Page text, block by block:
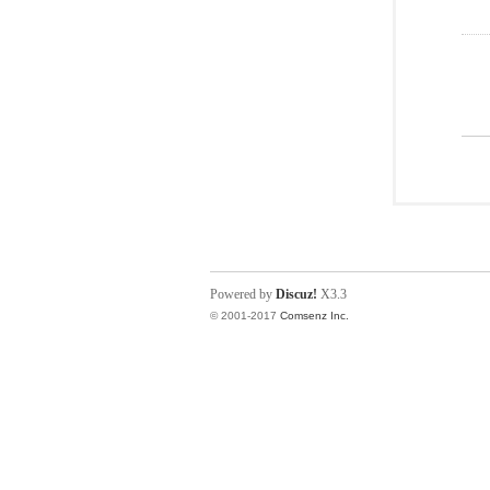
Powered by Discuz! X3.3
© 2001-2017 Comsenz Inc.